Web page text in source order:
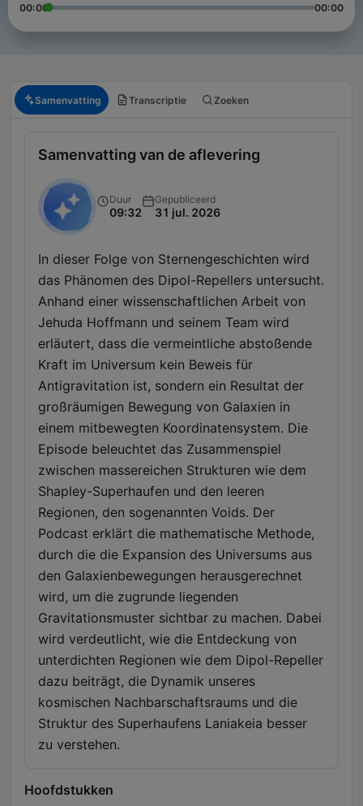
00:00 00:00
Samenvatting Transcriptie Zoeken
Samenvatting van de aflevering
Duur
09:32
Gepubliceerd
31 jul. 2026
In dieser Folge von Sternengeschichten wird
das Phänomen des Dipol-Repellers untersucht.
Anhand einer wissenschaftlichen Arbeit von
Jehuda Hoffmann und seinem Team wird
erläutert, dass die vermeintliche abstoßende
Kraft im Universum kein Beweis für
Antigravitation ist, sondern ein Resultat der
großräumigen Bewegung von Galaxien in
einem mitbewegten Koordinatensystem. Die
Episode beleuchtet das Zusammenspiel
zwischen massereichen Strukturen wie dem
Shapley-Superhaufen und den leeren
Regionen, den sogenannten Voids. Der
Podcast erklärt die mathematische Methode,
durch die die Expansion des Universums aus
den Galaxienbewegungen herausgerechnet
wird, um die zugrunde liegenden
Gravitationsmuster sichtbar zu machen. Dabei
wird verdeutlicht, wie die Entdeckung von
unterdichten Regionen wie dem Dipol-Repeller
dazu beiträgt, die Dynamik unseres
kosmischen Nachbarschaftsraums und die
Struktur des Superhaufens Laniakeia besser
zu verstehen.
Hoofdstukken